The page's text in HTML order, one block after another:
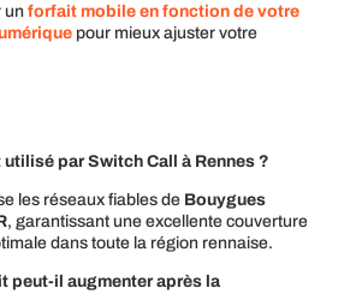
unforfait mobile en fonction de votre
pour mieux ajuster votre
utilisé par Switch Call à Rennes ?
les réseaux fiables de Bouygues
, garantissant une excellente couverture
dans toute la région rennaise.
peut-il augmenter après la